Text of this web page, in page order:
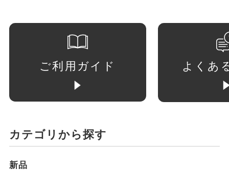
ご利用ガイド よくあ
カテゴリから探す
新品